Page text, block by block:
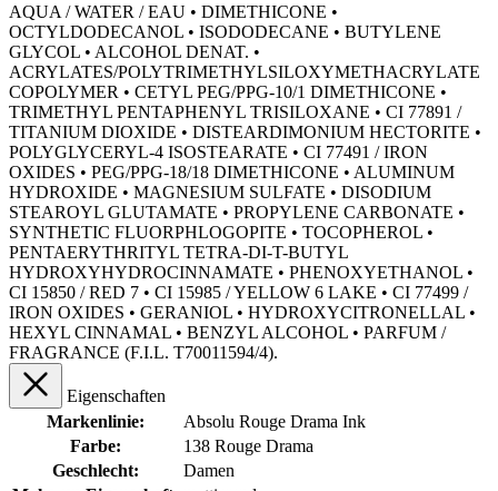
AQUA / WATER / EAU • DIMETHICONE •
OCTYLDODECANOL • ISODODECANE • BUTYLENE
GLYCOL • ALCOHOL DENAT. •
ACRYLATES/POLYTRIMETHYLSILOXYMETHACRYLATE
COPOLYMER • CETYL PEG/PPG-10/1 DIMETHICONE •
TRIMETHYL PENTAPHENYL TRISILOXANE • CI 77891 /
TITANIUM DIOXIDE • DISTEARDIMONIUM HECTORITE •
POLYGLYCERYL-4 ISOSTEARATE • CI 77491 / IRON
OXIDES • PEG/PPG-18/18 DIMETHICONE • ALUMINUM
HYDROXIDE • MAGNESIUM SULFATE • DISODIUM
STEAROYL GLUTAMATE • PROPYLENE CARBONATE •
SYNTHETIC FLUORPHLOGOPITE • TOCOPHEROL •
PENTAERYTHRITYL TETRA-DI-T-BUTYL
HYDROXYHYDROCINNAMATE • PHENOXYETHANOL •
CI 15850 / RED 7 • CI 15985 / YELLOW 6 LAKE • CI 77499 /
IRON OXIDES • GERANIOL • HYDROXYCITRONELLAL •
HEXYL CINNAMAL • BENZYL ALCOHOL • PARFUM /
FRAGRANCE (F.I.L. T70011594/4).
Eigenschaften
Markenlinie:
Absolu Rouge Drama Ink
Farbe:
138 Rouge Drama
Geschlecht:
Damen